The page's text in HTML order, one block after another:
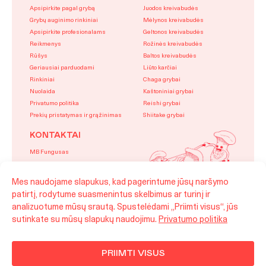
Mes naudojame slapukus, kad pagerintume jūsų naršymo
patirtį, rodytume suasmenintus skelbimus ar turinį ir
analizuotume mūsų srautą. Spustelėdami „Priimti visus“, jūs
sutinkate su mūsų slapukų naudojimu. Privatumo politika
PRIIMTI VISUS
Apsipirkite pagal grybą
Grybų auginimo rinkiniai
Apsipirkite profesionalams
Reikmenys
Rūšys
Geriausiai parduodami
Rinkiniai
Nuolaida
Privatumo politika
Prekių pristatymas ir grąžinimas
Juodos kreivabudės
Mėlynos kreivabudės
Geltonos kreivabudės
Rožinės kreivabudės
Baltos kreivabudės
Liūto karčiai
Chaga grybai
Kaštoniniai grybai
Reishi grybai
Shiitake grybai
KONTAKTAI
MB Fungusas
Švyturio g. 28, Noreikiškių k.,
LT-53371 Kauno raj, Lietuva